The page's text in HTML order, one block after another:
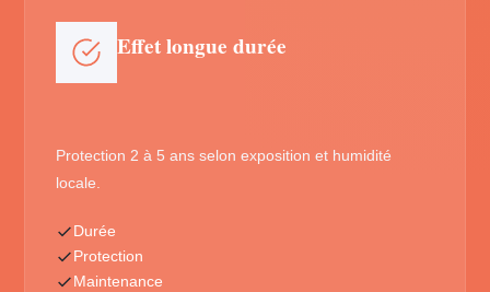
Effet longue durée
Protection 2 à 5 ans selon exposition et humidité
locale.
Durée
Protection
Maintenance